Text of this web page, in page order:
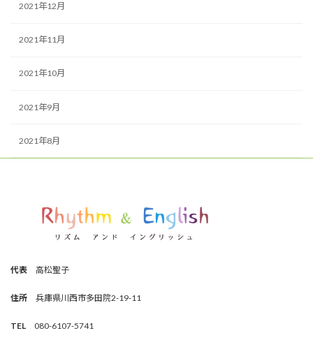
2021年12月
2021年11月
2021年10月
2021年9月
2021年8月
代表 高松聖子
住所 兵庫県川西市多田院2-19-11
TEL 080-6107-5741